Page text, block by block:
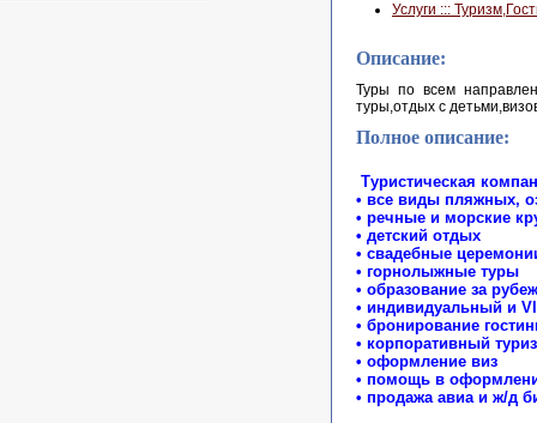
Услуги :::
Описание:
Туры по всем
туры,отдых с
Полное описание:
Туристическая
• все виды пляжных,
• речные и морские
• детский отдых
• свадебные
• горнолыжные туры
• образование за
• индивидуальный и
• бронирование
• корпоративный
• оформление виз
• помощь в
• продажа авиа и ж/д